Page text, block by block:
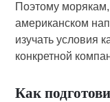
Поэтому
американском
изучать условия
конкретной
Как